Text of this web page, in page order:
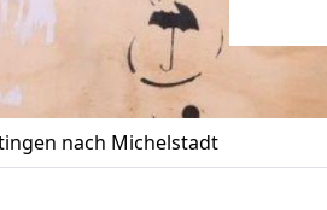
nach Michelstadt